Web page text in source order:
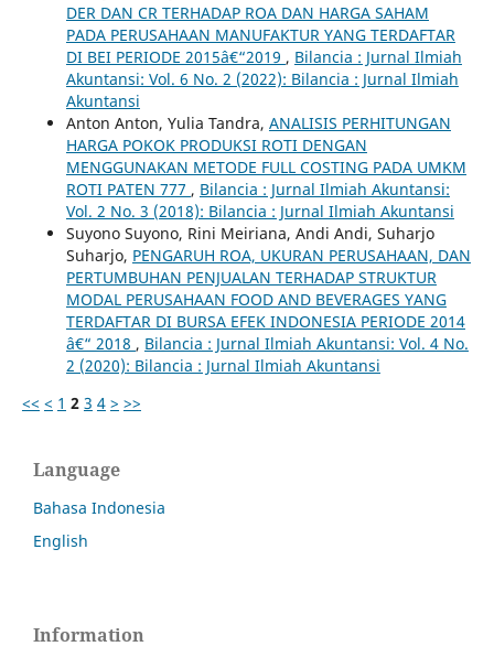
DER DAN CR TERHADAP ROA DAN HARGA SAHAM
PADA PERUSAHAAN MANUFAKTUR YANG TERDAFTAR
DI BEI PERIODE 2015â€“2019 , Bilancia : Jurnal Ilmiah
Akuntansi: Vol. 6 No. 2 (2022): Bilancia : Jurnal Ilmiah
Akuntansi
Anton Anton, Yulia Tandra, ANALISIS PERHITUNGAN
HARGA POKOK PRODUKSI ROTI DENGAN
MENGGUNAKAN METODE FULL COSTING PADA UMKM
ROTI PATEN 777 , Bilancia : Jurnal Ilmiah Akuntansi:
Vol. 2 No. 3 (2018): Bilancia : Jurnal Ilmiah Akuntansi
Suyono Suyono, Rini Meiriana, Andi Andi, Suharjo
Suharjo, PENGARUH ROA, UKURAN PERUSAHAAN, DAN
PERTUMBUHAN PENJUALAN TERHADAP STRUKTUR
MODAL PERUSAHAAN FOOD AND BEVERAGES YANG
TERDAFTAR DI BURSA EFEK INDONESIA PERIODE 2014
â€“ 2018 , Bilancia : Jurnal Ilmiah Akuntansi: Vol. 4 No.
2 (2020): Bilancia : Jurnal Ilmiah Akuntansi
<< < 1 2 3 4 > >>
Language
Bahasa Indonesia
English
Information